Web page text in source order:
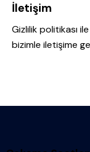
İletişim
Gizlilik politikası
bizimle iletişime